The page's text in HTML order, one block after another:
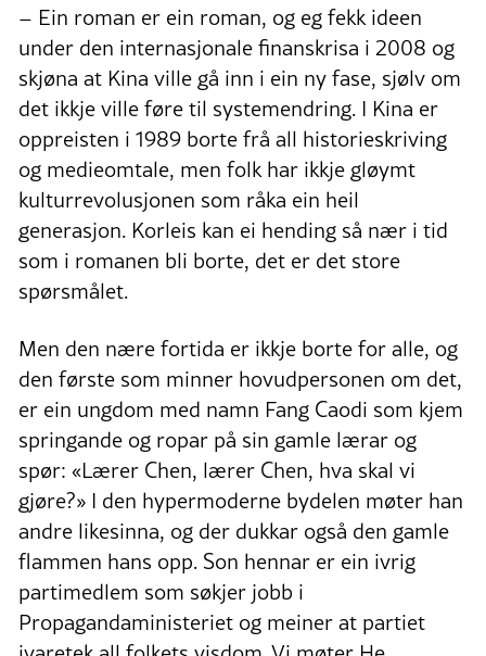
– Ein roman er ein roman, og eg fekk ideen
under den internasjonale finanskrisa i 2008 og
skjøna at Kina ville gå inn i ein ny fase, sjølv om
det ikkje ville føre til systemendring. I Kina er
oppreisten i 1989 borte frå all historieskriving
og medieomtale, men folk har ikkje gløymt
kulturrevolusjonen som råka ein heil
generasjon. Korleis kan ei hending så nær i tid
som i romanen bli borte, det er det store
spørsmålet.
Men den nære fortida er ikkje borte for alle, og
den første som minner hovudpersonen om det,
er ein ungdom med namn Fang Caodi som kjem
springande og ropar på sin gamle lærar og
spør: «Lærer Chen, lærer Chen, hva skal vi
gjøre?» I den hypermoderne bydelen møter han
andre likesinna, og der dukkar også den gamle
flammen hans opp. Son hennar er ein ivrig
partimedlem som søkjer jobb i
Propagandaministeriet og meiner at partiet